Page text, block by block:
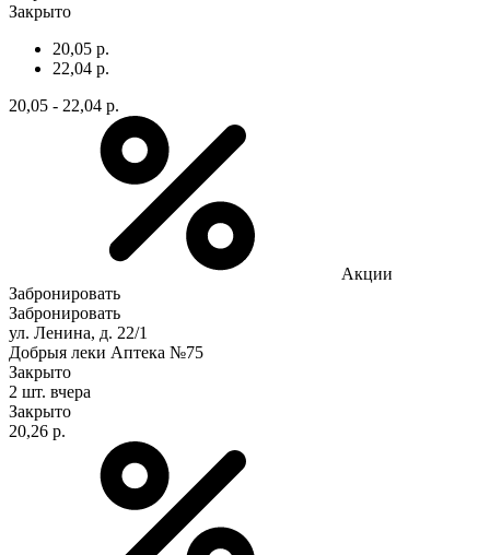
Закрыто
20,05 р.
22,04 р.
20,05 - 22,04 р.
Акции
Забронировать
Забронировать
ул. Ленина, д. 22/1
Добрыя леки Аптека №75
Закрыто
2 шт. вчера
Закрыто
20,26 р.